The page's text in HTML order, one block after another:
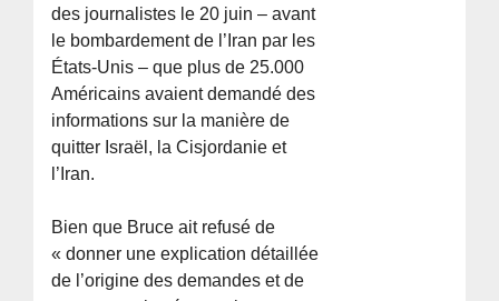
des journalistes le 20 juin – avant
le bombardement de l’Iran par les
États-Unis – que plus de 25.000
Américains avaient demandé des
informations sur la manière de
quitter Israël, la Cisjordanie et
l’Iran.
Bien que Bruce ait refusé de
« donner une explication détaillée
de l’origine des demandes et de